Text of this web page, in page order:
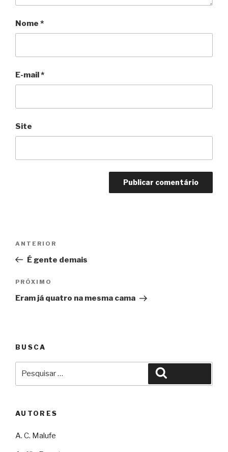
Nome *
E-mail*
Site
Post
Anterior
ANTERIOR
É gente demais
Próximo
PRÓXIMO
Eram já quatro na mesma cama
BUSCA
AUTORES
A. C. Malufe